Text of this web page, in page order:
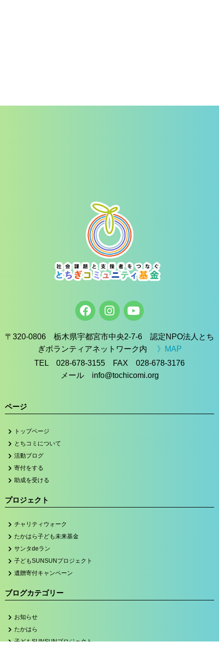
〒320-0806 栃木県宇都宮市中央2-7-6 認定NPO法人とち
ぎボランティアネットワーク内 》MAP
TEL 028-678-3155 FAX 028-678-3176
メール info@tochicomi.org
ページ
トップページ
とちコミについて
活動ブログ
寄付をする
助成を受ける
プロジェクト
チャリティウォーク
たかはら子ども未来基金
サンタdeラン
子どもSUNSUNプロジェクト
遺贈寄付キャンペーン
ブログカテゴリー
お知らせ
たかはら
子どもSUNSUNプロジェクト